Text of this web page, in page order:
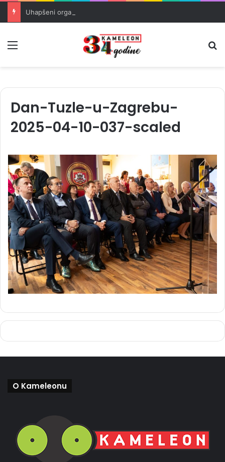
Dan-Tuzle-u-Zagrebu-
2025-04-10-037-scaled
O Kameleonu